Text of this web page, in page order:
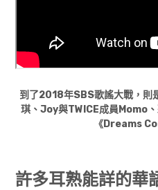
到了2018年SBS歌謠大戰，
琪、Joy與TWICE成員Momo
《Dreams
許多耳熟能詳的華